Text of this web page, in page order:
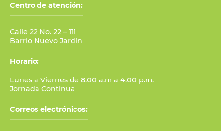
Centro de atención:
Calle 22 No. 22 – 111
Barrio Nuevo Jardín
Horario:
Lunes a Viernes de 8:00 a.m a 4:00 p.m.
Jornada Continua
Correos electrónicos: